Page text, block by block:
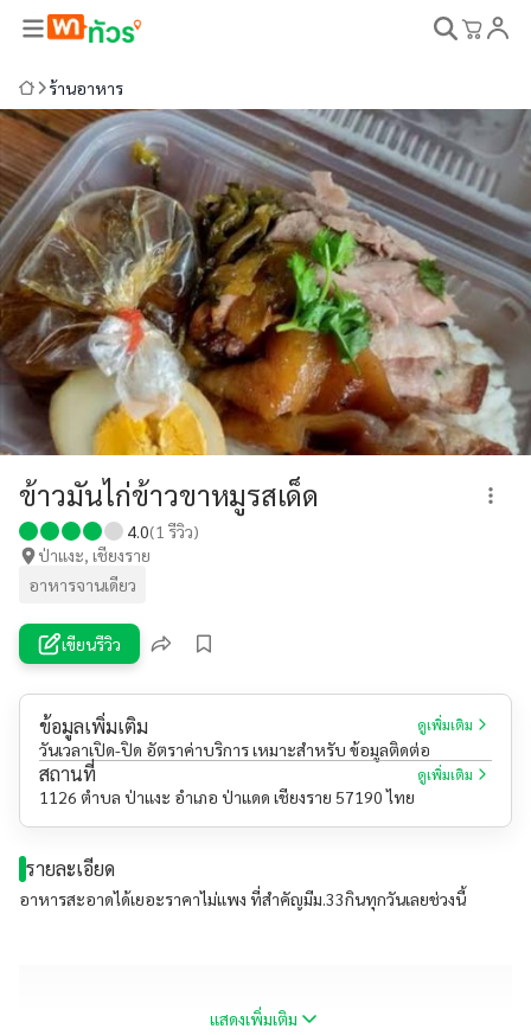
ร้านอาหาร
ข้าวมันไก่ข้าวขาหมูรสเด็ด
4.0(1 รีวิว)
ป่าแงะ, เชียงราย
อาหารจานเดียว
เขียนรีวิว
ข้อมูลเพิ่มเติม ดูเพิ่มเติม
วันเวลาเปิด-ปิด อัตราค่าบริการ เหมาะสำหรับ ข้อมูลติดต่อ
สถานที่ ดูเพิ่มเติม
1126 ตำบล ป่าแงะ อำเภอ ป่าแดด เชียงราย 57190 ไทย
รายละเอียด
อาหารสะอาดได้เยอะราคาไม่แพง ที่สำคัญมีม.33กินทุกวันเลยช่วงนี้
แสดงเพิ่มเติม